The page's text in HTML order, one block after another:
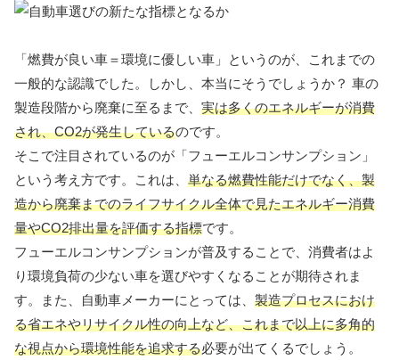
「燃費が良い車＝環境に優しい車」というのが、これまでの
一般的な認識でした。しかし、本当にそうでしょうか？ 車の
製造段階から廃棄に至るまで、 実は多くのエネルギーが消費
され、CO2が発生しているのです。
そこで注目されているのが「フューエルコンサンプション」
という考え方です。これは、 単なる燃費性能だけでなく、製
造から廃棄までのライフサイクル全体で見たエネルギー消費
量やCO2排出量を評価する指標です。
フューエルコンサンプションが普及することで、消費者はよ
り環境負荷の少ない車を選びやすくなることが期待されま
す。また、自動車メーカーにとっては、 製造プロセスにおけ
る省エネやリサイクル性の向上など、これまで以上に多角的
な視点から環境性能を追求する必要が出てくるでしょう。